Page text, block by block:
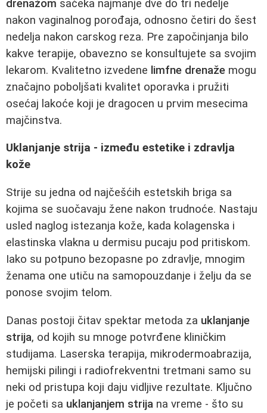
drenažom sačeka najmanje dve do tri nedelje
nakon vaginalnog porođaja, odnosno četiri do šest
nedelja nakon carskog reza. Pre započinjanja bilo
kakve terapije, obavezno se konsultujete sa svojim
lekarom. Kvalitetno izvedene limfne drenaže mogu
značajno poboljšati kvalitet oporavka i pružiti
osećaj lakoće koji je dragocen u prvim mesecima
majčinstva.
Uklanjanje strija - između estetike i zdravlja
kože
Strije su jedna od najčešćih estetskih briga sa
kojima se suočavaju žene nakon trudnoće. Nastaju
usled naglog istezanja kože, kada kolagenska i
elastinska vlakna u dermisu pucaju pod pritiskom.
Iako su potpuno bezopasne po zdravlje, mnogim
ženama one utiču na samopouzdanje i želju da se
ponose svojim telom.
Danas postoji čitav spektar metoda za uklanjanje
strija, od kojih su mnoge potvrđene kliničkim
studijama. Laserska terapija, mikrodermoabrazija,
hemijski pilingi i radiofrekventni tretmani samo su
neki od pristupa koji daju vidljive rezultate. Ključno
je početi sa uklanjanjem strija na vreme - što su